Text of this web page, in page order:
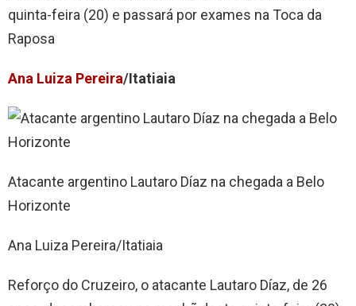
quinta-feira (20) e passará por exames na Toca da
Raposa
Ana Luiza Pereira/Itatiaia
Atacante argentino Lautaro Díaz na chegada a Belo
Horizonte
Ana Luiza Pereira/Itatiaia
Reforço do Cruzeiro, o atacante Lautaro Díaz, de 26